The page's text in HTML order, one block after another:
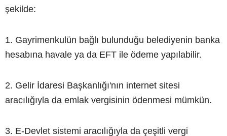
şekilde:
1. Gayrimenkulün bağlı bulunduğu belediyenin banka
hesabına havale ya da EFT ile ödeme yapılabilir.
2. Gelir İdaresi Başkanlığı'nın internet sitesi
aracılığıyla da emlak vergisinin ödenmesi mümkün.
3. E-Devlet sistemi aracılığıyla da çeşitli vergi